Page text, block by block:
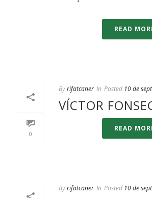
READ
0
Byrifatcaner In Posted 10 de
VÍCTOR
READ
Byrifatcaner In Posted 10 de